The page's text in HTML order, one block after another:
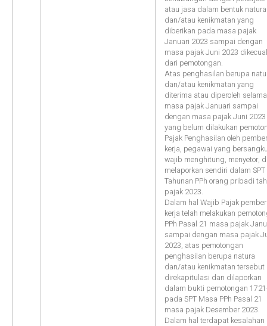
atau jasa dalam bentuk natura
dan/atau kenikmatan yang
diberikan pada masa pajak
Januari 2023 sampai dengan
masa pajak Juni 2023
dari pemotongan.
Atas penghasilan berupa
dan/atau kenikmatan yang
diterima atau diperoleh selama
masa pajak Januari sampai
dengan masa pajak Juni 2023
yang belum dilakukan
Pajak Penghasilan oleh
kerja, pegawai yang
wajib menghitung, menyetor,
melaporkan sendiri dalam SPT
Tahunan PPh orang pribadi
pajak 2023.
Dalam hal Wajib Pajak
kerja telah melakukan
PPh Pasal 21 masa pajak
sampai dengan masa pajak
2023, atas pemotongan
penghasilan berupa natura
dan/atau kenikmatan tersebut
direkapitulasi dan dilaporkan
dalam bukti pemotongan
pada SPT Masa PPh Pasal 21
masa pajak Desember 2023.
Dalam hal terdapat kesalahan